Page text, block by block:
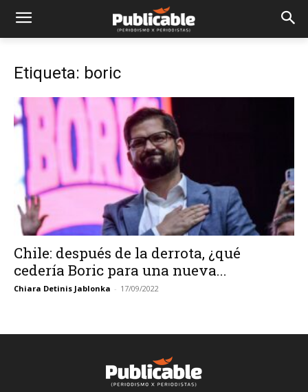
Etiqueta: boric
Chile: después de la derrota, ¿qué
cedería Boric para una nueva...
Chiara Detinis Jablonka - 17/09/2022